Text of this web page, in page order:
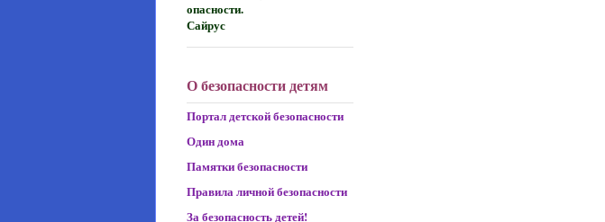
опасности.
Сайрус
О безопасности детям
Портал детской безопасности
Один дома
Памятки безопасности
Правила личной безопасности
За безопасность детей!